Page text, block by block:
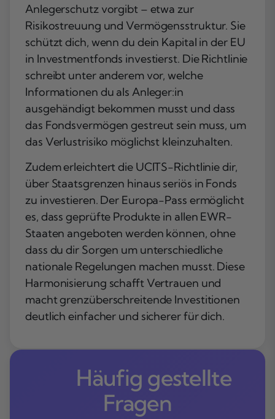
Anlegerschutz vorgibt – etwa zur
Risikostreuung und Vermögensstruktur. Sie
schützt dich, wenn du dein Kapital in der EU
in Investmentfonds investierst. Die Richtlinie
schreibt unter anderem vor, welche
Informationen du als Anleger:in
ausgehändigt bekommen musst und dass
das Fondsvermögen gestreut sein muss, um
das Verlustrisiko möglichst kleinzuhalten.
Zudem erleichtert die UCITS-Richtlinie dir,
über Staatsgrenzen hinaus seriös in Fonds
zu investieren. Der Europa-Pass ermöglicht
es, dass geprüfte Produkte in allen EWR-
Staaten angeboten werden können, ohne
dass du dir Sorgen um unterschiedliche
nationale Regelungen machen musst. Diese
Harmonisierung schafft Vertrauen und
macht grenzüberschreitende Investitionen
deutlich einfacher und sicherer für dich.
Häufig gestellte
Fragen